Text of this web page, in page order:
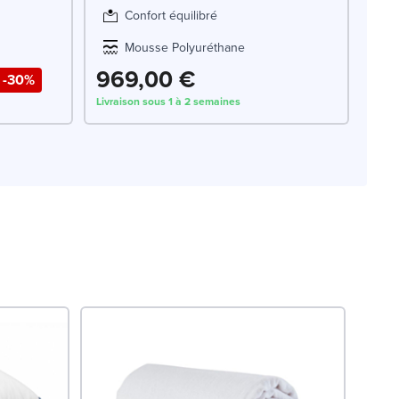
-30%
Confort équilibré
Mousse Polyuréthane
969,00 €
Livraison sous 1 à 2 semaines